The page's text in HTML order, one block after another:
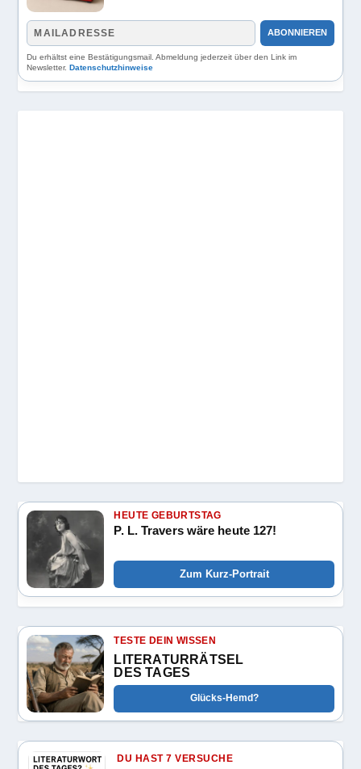
ABONNIEREN
Du erhältst eine Bestätigungsmail. Abmeldung jederzeit über den Link im
Newsletter.Datenschutzhinweise
HEUTE GEBURTSTAG
P. L. Travers wäre heute 127!
Zum Kurz-Portrait
TESTE DEIN WISSEN
LITERATURRÄTSEL
DES TAGES
Glücks-Hemd?
DU HAST 7 VERSUCHE